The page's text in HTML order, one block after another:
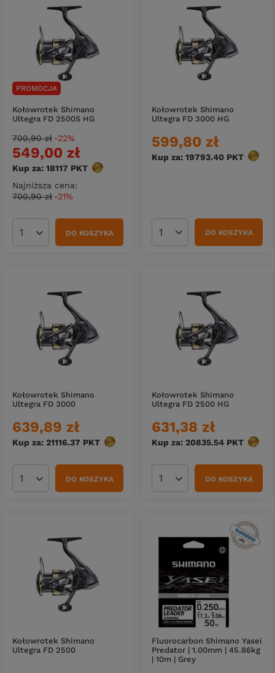
PROMOCJA
Kołowrotek Shimano
Ultegra FD 2500S HG
549,00 zł
Kup za: 18117 PKT punktów
Najniższa cena:
700,90 zł -21%
700,90 zł -22%
Ilość produktówDO KOSZYKA
Kołowrotek Shimano
Ultegra FD 3000 HG
599,80 zł
Kup za: 19793.40 PKT
Ilość produktówDO KOSZYKA
Kołowrotek Shimano
Ultegra FD 3000
639,89 zł
Kup za: 21116.37 PKT punktów
Ilość produktówDO KOSZYKA
Kołowrotek Shimano
Ultegra FD 2500 HG
631,38 zł
Kup za: 20835.54 PKT
Ilość produktówDO KOSZYKA
Kołowrotek Shimano
Ultegra FD 2500
Fluorocarbon Shimano Yasei
Predator | 1.00mm | 45.86kg
| 10m | Grey